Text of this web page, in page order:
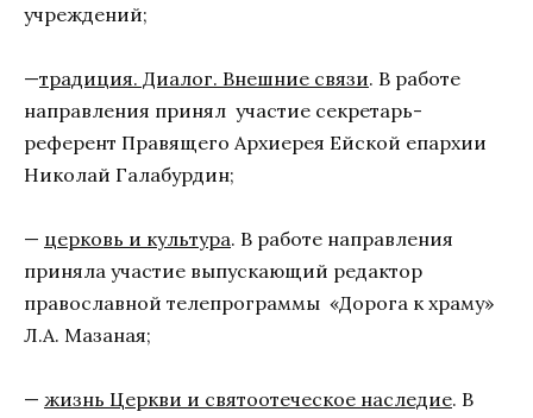
учреждений;
—традиция. Диалог. Внешние связи. В работе
направления принял участие секретарь-
референт Правящего Архиерея Ейской епархии
Николай Галабурдин;
— церковь и культура. В работе направления
приняла участие выпускающий редактор
православной телепрограммы «Дорога к храму»
Л.А. Мазаная;
— жизнь Церкви и святоотеческое наследие. В